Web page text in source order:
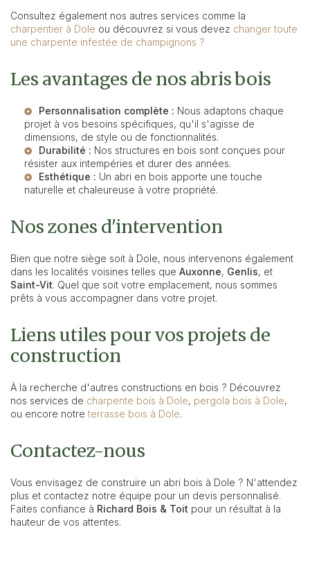
Consultez également nos autres services comme la
charpentier à Dole ou découvrez si vous devez changer toute
une charpente infestée de champignons ?
Les avantages de nos abris bois
Personnalisation complète : Nous adaptons chaque
projet à vos besoins spécifiques, qu'il s'agisse de
dimensions, de style ou de fonctionnalités.
Durabilité : Nos structures en bois sont conçues pour
résister aux intempéries et durer des années.
Esthétique : Un abri en bois apporte une touche
naturelle et chaleureuse à votre propriété.
Nos zones d'intervention
Bien que notre siège soit à Dole, nous intervenons également
dans les localités voisines telles que Auxonne, Genlis, et
Saint-Vit. Quel que soit votre emplacement, nous sommes
prêts à vous accompagner dans votre projet.
Liens utiles pour vos projets de
construction
À la recherche d'autres constructions en bois ? Découvrez
nos services de charpente bois à Dole, pergola bois à Dole,
ou encore notre terrasse bois à Dole.
Contactez-nous
Vous envisagez de construire un abri bois à Dole ? N'attendez
plus et contactez notre équipe pour un devis personnalisé.
Faites confiance à Richard Bois & Toit pour un résultat à la
hauteur de vos attentes.